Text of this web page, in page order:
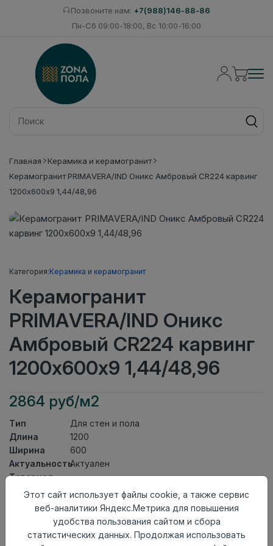
Позвоните нам: +7(988)146-88-86
Пн-Сб 09:00-18:00, Вс 10:00-16:00
Главная
Керамика и керамогранит
Керамогранит PRIMAVERA/IND Оникс Амбровый CR224 карвинг
1200х600х9 1,44/48,96
Категория:Керамика и керамогранит
Керамогранит
PRIMAVERA/IND Оникс
Амбровый CR224 карвинг
1200х600х9 1,44/48,96
2864 руб/м2
Тип
Для стен и пола
Длина
1200
Ширина
600
АктуальностьАктуален
Товарная
группа
Толщина
карвинг
происхождения
Индия
Этот сайт использует файлы cookie, а также сервис
веб-аналитики Яндекс.Метрика для повышения
удобства пользования сайтом и сбора
статистических данных. Продолжая использовать